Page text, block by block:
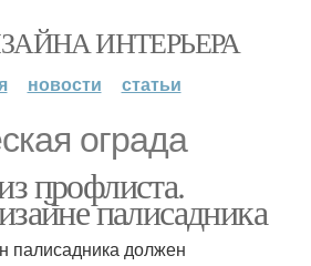
ИНТЕРЬЕРА
новости статьи
ограда
профлиста.
палисадника
палисадника должен